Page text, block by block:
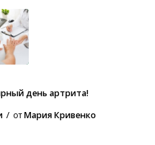
день артрита!
/ отМария Кривенко